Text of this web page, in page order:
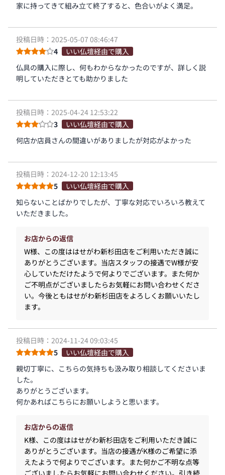
家に持ってきて組み立て終了すると、色合いがよく満足。
投稿日時：2025-05-07 08:46:47
4
いい仏壇経由で購入
仏具の購入に際し、何もわからなかったのですが、詳しく説
明していただきとても助かりました
投稿日時：2025-04-24 12:53:22
3
いい仏壇経由で購入
何店か店員さんの間違いがありましたが対応がよかった
投稿日時：2024-12-20 12:13:45
5
いい仏壇経由で購入
知らないことばかりでしたが、丁寧な対応でいろいろ教えて
いただきました。
お店からの返信
W様、この度ははせがわ新杉田店をご利用いただき誠に
ありがとうございます。当店スタッフの接遇でW様が安
心していただけたようで何よりでございます。また何か
ご不明点がございましたらお気軽にお問い合わせくださ
い。今後ともはせがわ新杉田店をよろしくお願いいたし
ます。
投稿日時：2024-11-24 09:03:45
5
いい仏壇経由で購入
親切丁寧に、こちらの気持ちも汲み取り相談してくださいま
した。
ありがとうございます。
何かあればこちらにお願いしようと思います。
お店からの返信
K様、この度ははせがわ新杉田店をご利用いただき誠に
ありがとうございます。当店の接遇がK様のご希望に添
えたようで何よりでございます。また何かご不明な点等
ございましたらお気軽にお問い合わせください。引き続